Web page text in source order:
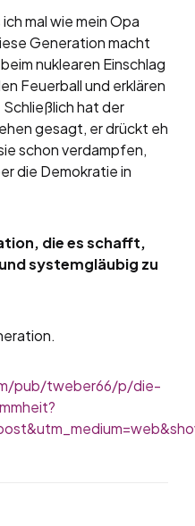
mal wie mein Opa
Generation macht
nuklearen Einschlag
Feuerball und erklären
hat der
gesagt, er drückt eh
schon verdampfen,
die Demokratie in
die es schafft,
systemgläubig zu
pub/tweber66/p/die-